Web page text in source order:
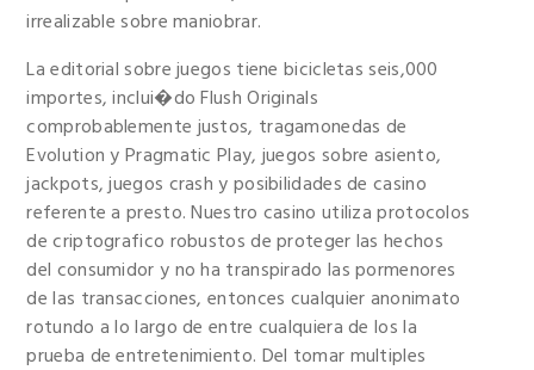
irrealizable sobre maniobrar.
La editorial sobre juegos tiene bicicletas seis,000
importes, inclui�do Flush Originals
comprobablemente justos, tragamonedas de
Evolution y Pragmatic Play, juegos sobre asiento,
jackpots, juegos crash y posibilidades de casino
referente a presto. Nuestro casino utiliza protocolos
de criptografico robustos de proteger las hechos
del consumidor y no ha transpirado las pormenores
de las transacciones, entonces cualquier anonimato
rotundo a lo largo de entre cualquiera de los la
prueba de entretenimiento. Del tomar multiples